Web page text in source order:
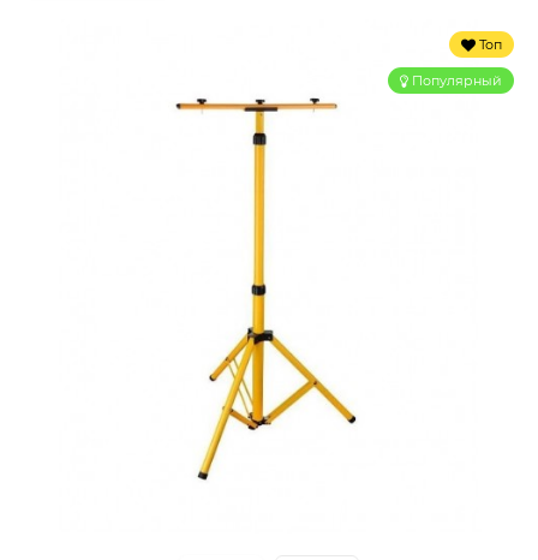
Топ
Популярный